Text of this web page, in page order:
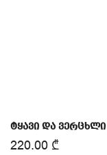
ტყავი და ვერცხლი
220.00 ₾